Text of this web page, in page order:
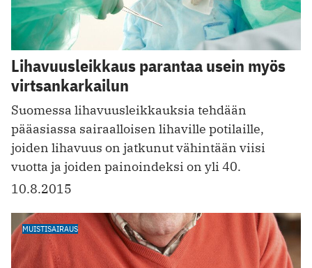
Lihavuusleikkaus parantaa usein myös
virtsankarkailun
Suomessa lihavuusleikkauksia tehdään
pääasiassa sairaalloisen lihaville potilaille,
joiden lihavuus on jatkunut vähintään viisi
vuotta ja joiden painoindeksi on yli 40.
10.8.2015
MUISTISAIRAUS